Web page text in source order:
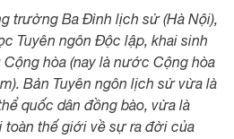
trường Ba Đình lịch sử (Hà Nội),
Tuyên ngôn Độc lập, khai sinh
hòa (nay là nước Cộng hòa
Bản Tuyên ngôn lịch sử vừa là
quốc dân đồng bào, vừa là
thế giới về sự ra đời của